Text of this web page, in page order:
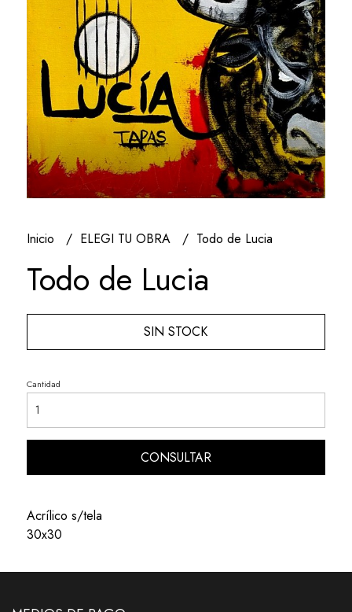
Inicio ELEGI TU OBRA Todo de Lucia
Todo de Lucia
SIN STOCK
Cantidad
CONSULTAR
Acrílico s/tela
30x30